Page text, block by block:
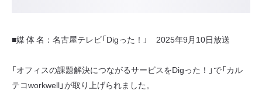
■媒 体 名：名古屋テレビ「Digった！」 2025年9月10日放送
「オフィスの課題解決につながるサービスをDigった！」で「カル
テコworkwell」が取り上げられました。